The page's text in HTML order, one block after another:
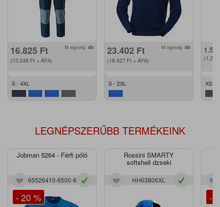
16.825 Ft
(13.248 Ft + ÁFA)
M.egység: db
S - 4XL
23.402 Ft
(18.427 Ft + ÁFA)
M.egység: db
S - 2XL
(1.243
XS -
LEGNÉPSZERŰBB TERMÉKEINK
Jobman 5264 - Férfi póló
65526410-6500-6
- 20 %
Rossini SMARTY
softshell dzseki
HH63806XL
-